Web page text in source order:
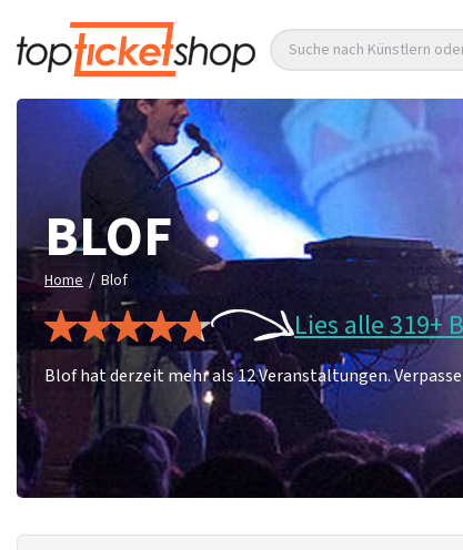
Suche nach Künstlern
BLOF
Home / Blof
Lies alle 319+
Blof hat derzeit mehr als 12 Veranstaltungen.